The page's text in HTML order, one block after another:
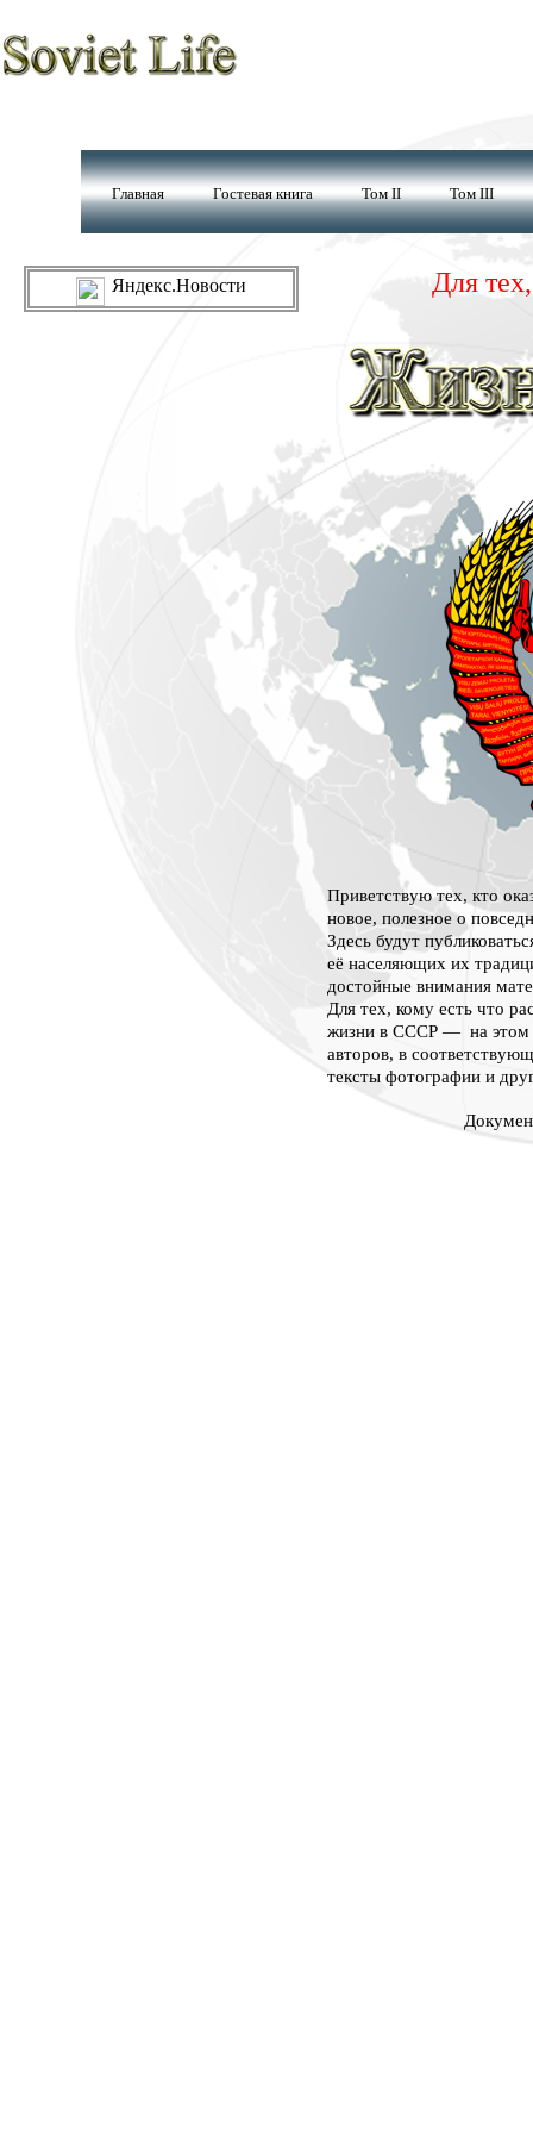
Главная Гостевая книга Том II Том III
Для
Приветствую тех, кто
новое, полезное о
Здесь будут
её населяющих их
достойные внимания
Для тех, кому есть что
жизни в СССР — на этом
авторов, в
тексты фотографии и
Яндекс.Новости